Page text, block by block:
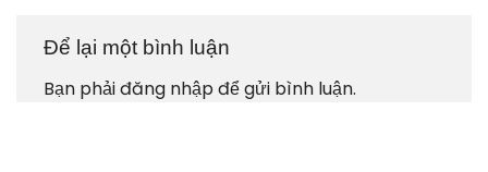
Để lại một bình luận
Bạn phảiđăng nhậpđể gửi bình luận.